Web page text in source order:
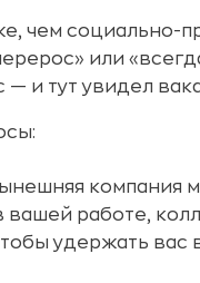
чем социально-
или
— и тут увидел
компания
вашей работе,
удержать вас